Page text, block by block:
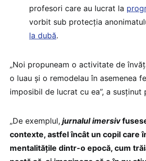
profesori care au lucrat la
vorbit sub protecția
la dubă.
„Noi propuneam o activitate de
o luau și o remodelau în asemenea
imposibil de lucrat cu ea”, a susținut
„De exemplul, jurnalul imersiv
contexte, astfel încât un copil care
mentalitățile dintr-o epocă, cum